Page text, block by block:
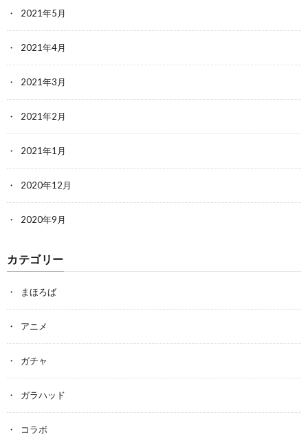
2021年5月
2021年4月
2021年3月
2021年2月
2021年1月
2020年12月
2020年9月
カテゴリー
まほろば
アニメ
ガチャ
ガラハッド
コラボ